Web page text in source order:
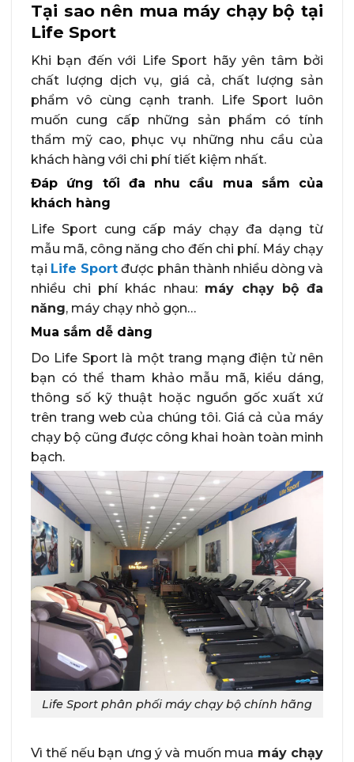
Tại sao nên mua máy chạy bộ tại
Life Sport
Khi bạn đến với Life Sport hãy yên tâm bởi
chất lượng dịch vụ, giá cả, chất lượng sản
phẩm vô cùng cạnh tranh. Life Sport luôn
muốn cung cấp những sản phẩm có tính
thẩm mỹ cao, phục vụ những nhu cầu của
khách hàng với chi phí tiết kiệm nhất.
Đáp ứng tối đa nhu cầu mua sắm của
khách hàng
Life Sport cung cấp máy chạy đa dạng từ
mẫu mã, công năng cho đến chi phí. Máy chạy
tại Life Sport được phân thành nhiều dòng và
nhiều chi phí khác nhau: máy chạy bộ đa
năng, máy chạy nhỏ gọn…
Mua sắm dễ dàng
Do Life Sport là một trang mạng điện tử nên
bạn có thể tham khảo mẫu mã, kiểu dáng,
thông số kỹ thuật hoặc nguồn gốc xuất xứ
trên trang web của chúng tôi. Giá cả của máy
chạy bộ cũng được công khai hoàn toàn minh
bạch.
Life Sport phân phối máy chạy bộ chính hãng
Vì thế nếu bạn ưng ý và muốn mua máy chạy